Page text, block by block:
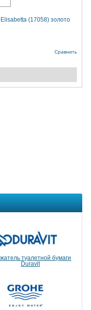
(17058) золото
Сравнить
туалетной бумаги
Duravit